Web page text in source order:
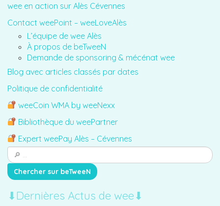
wee en action sur Alès Cévennes
Contact weePoint – weeLoveAlès
L’équipe de wee Alès
À propos de beTweeN
Demande de sponsoring & mécénat wee
Blog avec articles classés par dates
Politique de confidentialité
weeCoin WMA by weeNexx
Bibliothèque du weePartner
Expert weePay Alès – Cévennes
⬇︎Dernières Actus de wee⬇︎